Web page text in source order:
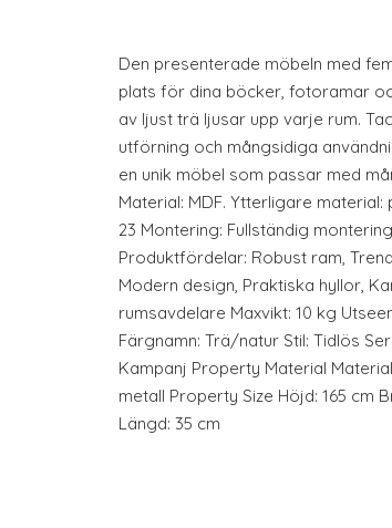
Den presenterade möbeln med
plats för dina böcker, fotoramar
av ljust trä ljusar upp varje rum.
utförning och mångsidiga
en unik möbel som passar med
Material: MDF. Ytterligare
23 Montering: Fullständig
Produktfördelar: Robust ram,
Modern design, Praktiska hyllor,
rumsavdelare Maxvikt: 10 kg
Färgnamn: Trä/natur Stil: Tidlös
Kampanj Property Material
metall Property Size Höjd: 165 cm
Längd: 35 cm